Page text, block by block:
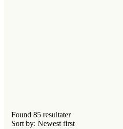
Found 85 resultater
Sort by: Newest first